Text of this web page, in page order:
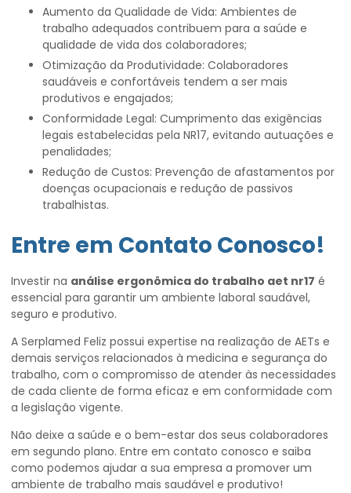
Aumento da Qualidade de Vida: Ambientes de
trabalho adequados contribuem para a saúde e
qualidade de vida dos colaboradores;
Otimização da Produtividade: Colaboradores
saudáveis e confortáveis tendem a ser mais
produtivos e engajados;
Conformidade Legal: Cumprimento das exigências
legais estabelecidas pela NR17, evitando autuações e
penalidades;
Redução de Custos: Prevenção de afastamentos por
doenças ocupacionais e redução de passivos
trabalhistas.
Entre em Contato Conosco!
Investir na análise ergonômica do trabalho aet nr17 é
essencial para garantir um ambiente laboral saudável,
seguro e produtivo.
A Serplamed Feliz possui expertise na realização de AETs e
demais serviços relacionados à medicina e segurança do
trabalho, com o compromisso de atender às necessidades
de cada cliente de forma eficaz e em conformidade com
a legislação vigente.
Não deixe a saúde e o bem-estar dos seus colaboradores
em segundo plano. Entre em contato conosco e saiba
como podemos ajudar a sua empresa a promover um
ambiente de trabalho mais saudável e produtivo!